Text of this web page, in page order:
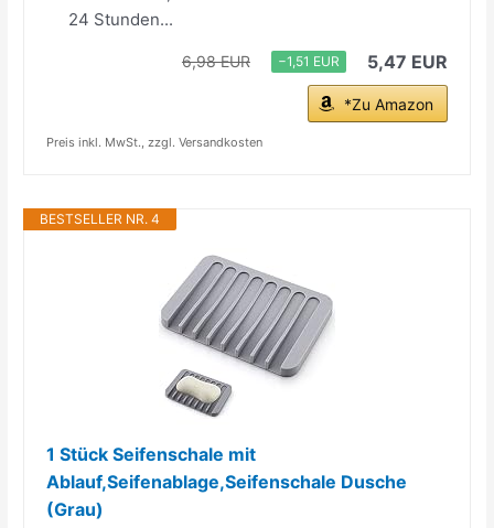
24 Stunden...
6,98 EUR −1,51 EUR 5,47 EUR
*Zu Amazon
Preis inkl. MwSt., zzgl. Versandkosten
BESTSELLER NR. 4
1 Stück Seifenschale mit
Ablauf,Seifenablage,Seifenschale Dusche
(Grau)